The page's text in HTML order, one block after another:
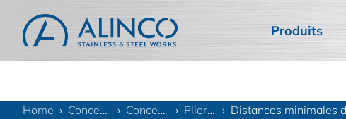
Produits
Home Conception information Conception par le client Plier - Conception Distances minimales